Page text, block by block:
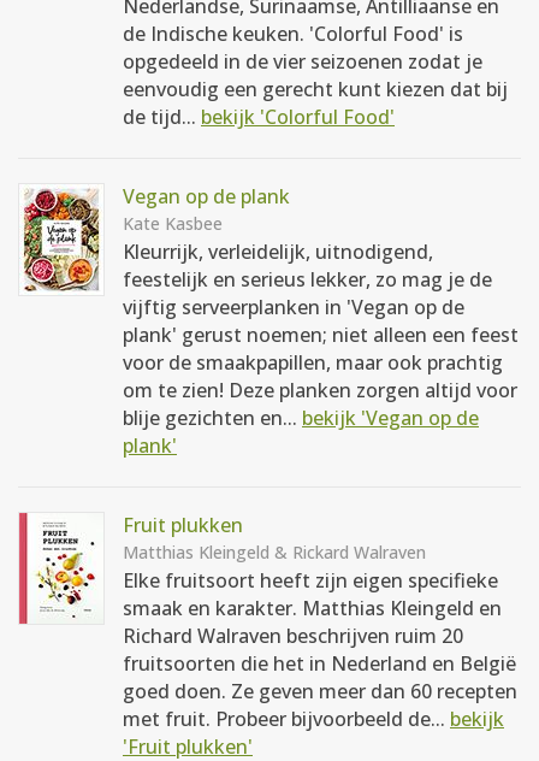
Nederlandse, Surinaamse, Antilliaanse en
de Indische keuken. 'Colorful Food' is
opgedeeld in de vier seizoenen zodat je
eenvoudig een gerecht kunt kiezen dat bij
de tijd... bekijk 'Colorful Food'
Vegan op de plank
Kate Kasbee
Kleurrijk, verleidelijk, uitnodigend,
feestelijk en serieus lekker, zo mag je de
vijftig serveerplanken in 'Vegan op de
plank' gerust noemen; niet alleen een feest
voor de smaakpapillen, maar ook prachtig
om te zien! Deze planken zorgen altijd voor
blije gezichten en... bekijk 'Vegan op de
plank'
Fruit plukken
Matthias Kleingeld & Rickard Walraven
Elke fruitsoort heeft zijn eigen specifieke
smaak en karakter. Matthias Kleingeld en
Richard Walraven beschrijven ruim 20
fruitsoorten die het in Nederland en België
goed doen. Ze geven meer dan 60 recepten
met fruit. Probeer bijvoorbeeld de... bekijk
'Fruit plukken'